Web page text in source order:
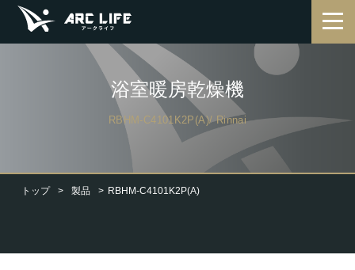
トップ 製品 RBHM-C4101K2P(A)
浴室暖房乾燥機
RBHM-C4101K2P(A)/ Rinnai